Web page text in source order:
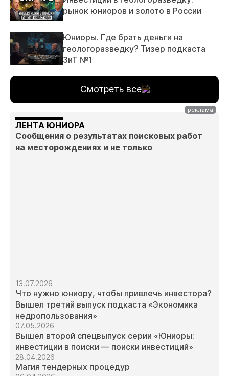
рынок юниоров и золото в России
Юниоры. Где брать деньги на
геологоразведку? Тизер подкаста
ЗиТ №1
Смотреть все
ЛЕНТА ЮНИОРА
Сообщения о результатах поисковых работ
на месторождениях и не только
13.07.2026
Что нужно юниору, чтобы привлечь инвестора?
Вышел третий выпуск подкаста «Экономика
недропользования»
07.05.2026
Вышел второй спецвыпуск серии «Юниоры:
инвестиции в поиски — поиски инвестиций»
28.04.2026
Магия тендерных процедур